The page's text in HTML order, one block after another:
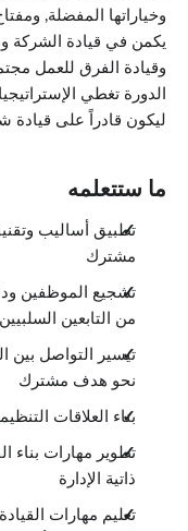
وخياراتها المفضلة,
يكمن في قيادة الشركة
وقيادة الفرق للعمل
الدورة تغطي
ليكون قادراً على قيادة
ما ستتعلمه
تطبيق أساليب
مشترك
تشجيع الموظفين
من التابعين السلبيين
تيسير التواصل بين
نحو هدف مشترك
بناء العلاقات
تطوير مهارات بناء
ذاتية الإدارة
تعليم مهارات